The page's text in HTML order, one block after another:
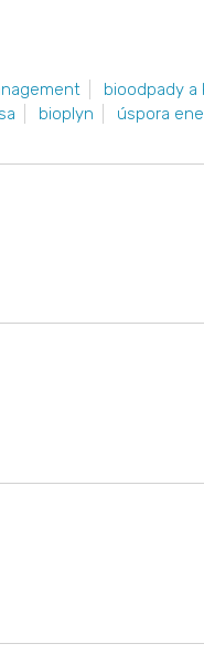
bioodpady a
bioplyn úspora